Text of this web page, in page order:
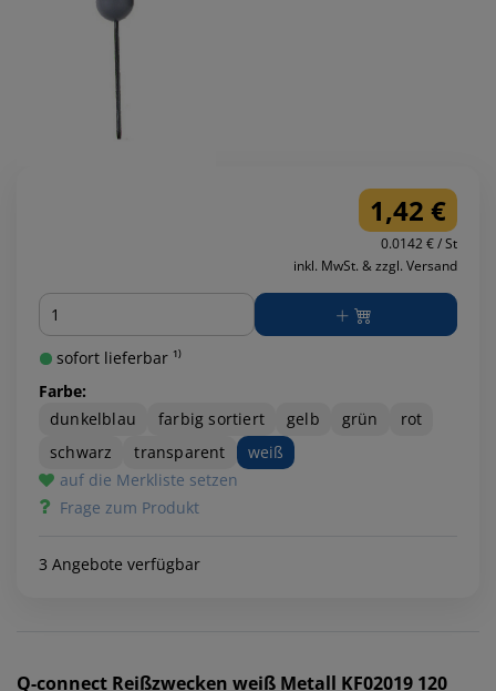
1,42 €
0.0142 € / St
inkl. MwSt. & zzgl. Versand
Menge
sofort lieferbar ¹⁾
Farbe:
dunkelblau
farbig sortiert gelb grün
rot
schwarz
transparent
weiß
auf die Merkliste setzen
Frage zum Produkt
3 Angebote verfügbar
Q-connect Reißzwecken weiß Metall KF02019 120